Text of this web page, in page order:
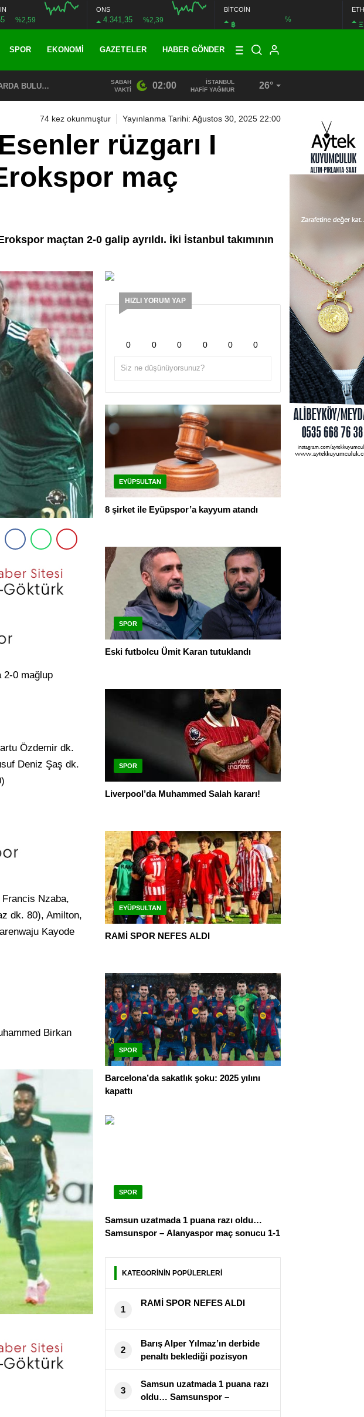
%2,59
ONS
4.341,35 %2,39
BİTCOİN
฿
%
Ξ
SPOR EKONOMI GAZETELER HABER GÖNDER
13:33 / BAŞKAN DR. MİTHAT BÜLENT ÖZMEN’DEN
SABAH
VAKTI
02:00
İSTANBUL
HAFİF YAĞMUR
26°
74 kez okunmuştur Yayınlanma Tarihi: Ağustos 30, 2025 22:00
rüzgarı I
maç
maçtan 2-0 galip ayrıldı. İki İstanbul takımının
2-0 mağlup
Özdemir dk.
Deniz Şaş dk.
Nzaba,
dk. 80), Amilton,
Kayode
Birkan
HIZLI YORUM YAP
0 0 0 0 0 0
EYÜPSULTAN
8 şirket ile Eyüpspor’a kayyum atandı
SPOR
Eski futbolcu Ümit Karan tutuklandı
SPOR
Liverpool’da Muhammed Salah kararı!
EYÜPSULTAN
RAMİ SPOR NEFES ALDI
SPOR
Barcelona’da sakatlık şoku: 2025 yılını
kapattı
SPOR
Samsun uzatmada 1 puana razı oldu…
Samsunspor – Alanyaspor maç sonucu 1-1
KATEGORİNİN POPÜLERLERİ
1
RAMİ SPOR NEFES ALDI
2
Barış Alper Yılmaz’ın derbide
penaltı beklediği pozisyon
tartışma yarattı
3
Samsun uzatmada 1 puana razı
oldu… Samsunspor –
Alanyaspor maç sonucu 1-1